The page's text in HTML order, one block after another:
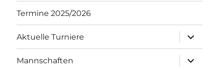
Termine 2025/2026
Aktuelle Turniere
öffnen
Mannschaften
öffnen